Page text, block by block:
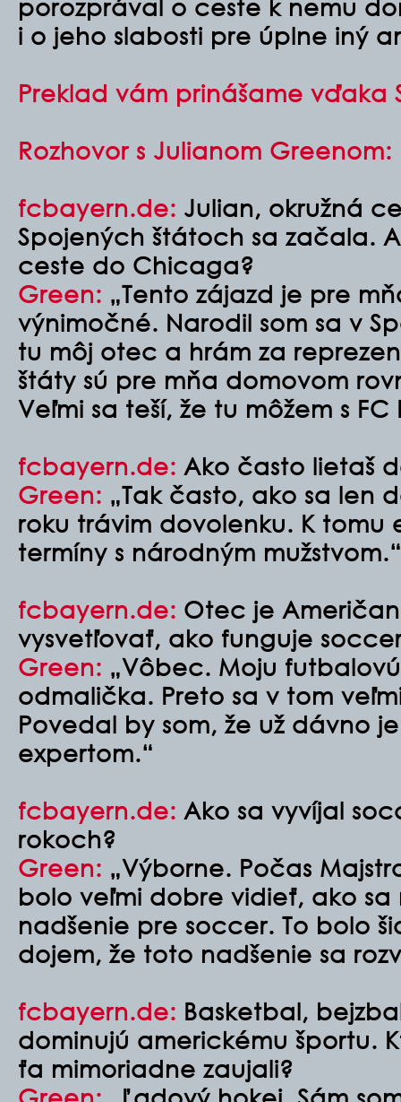
porozprával o ceste k nemu
i o jeho slabosti pre úplne iný
Preklad vám prinášame vďaka
Rozhovor s Julianom Greenom:
fcbayern.de: Julian, okružná
Spojených štátoch sa začala.
ceste do Chicaga?
Green: „Tento zájazd je pre
výnimočné. Narodil som sa v
tu môj otec a hrám za
štáty sú pre mňa domovom
Veľmi sa teší, že tu môžem s
fcbayern.de: Ako často lietaš
Green: „Tak často, ako sa len
roku trávim dovolenku. K
termíny s národným
fcbayern.de: Otec je
vysvetľovať, ako funguje
Green: „Vôbec. Moju
odmalička. Preto sa v tom
Povedal by som, že už dávno
expertom.“
fcbayern.de: Ako sa vyvíjal
rokoch?
Green: „Výborne. Počas
bolo veľmi dobre vidieť, ako sa
nadšenie pre soccer. To bolo
dojem, že toto nadšenie sa
fcbayern.de: Basketbal,
dominujú americkému športu.
ťa mimoriadne zaujali?